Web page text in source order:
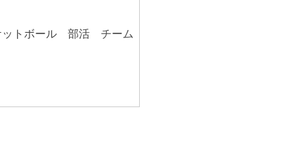
ットボール 部活 チーム